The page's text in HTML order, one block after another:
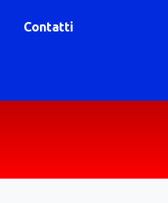
Contatti